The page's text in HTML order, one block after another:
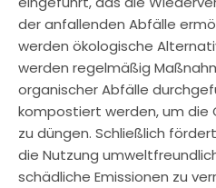
der anfallenden Abfälle
werden ökologische
werden regelmäßig
organischer Abfälle
kompostiert werden, um die
zu düngen. Schließlich
die Nutzung
schädliche Emissionen zu